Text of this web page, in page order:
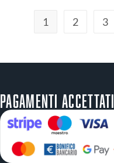
1 2 3
Pagamenti accettati